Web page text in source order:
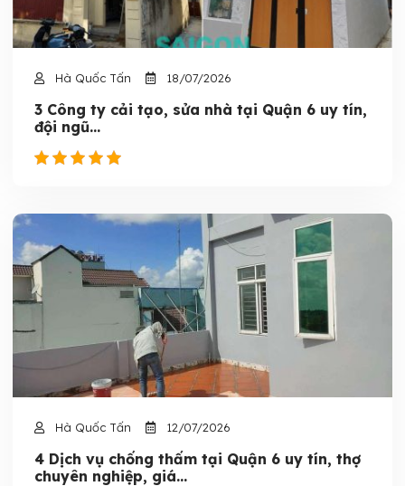
Hà Quốc Tấn 18/07/2026
3 Công ty cải tạo, sửa nhà tại Quận 6 uy tín,
đội ngũ...
Hà Quốc Tấn 12/07/2026
4 Dịch vụ chống thấm tại Quận 6 uy tín, thợ
chuyên nghiệp, giá...